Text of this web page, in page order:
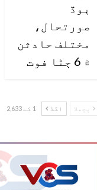
ٻوڏ
صورتحال،
مختلف حادثن
۾ 6 ڄڻا فوت
پچھلا اگلا 1 کے 2,633